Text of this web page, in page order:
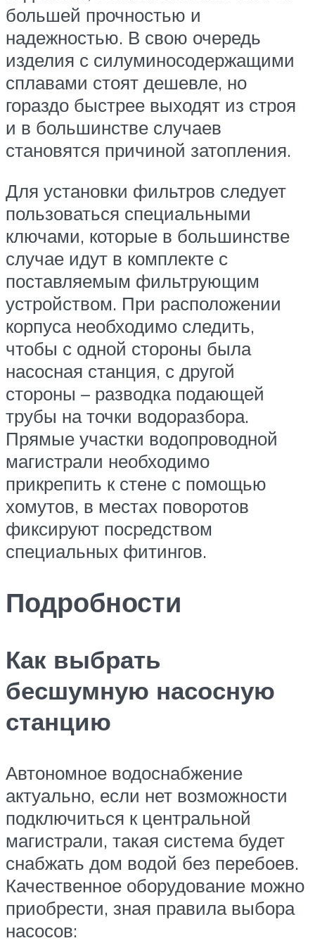
большей прочностью и
надежностью. В свою очередь
изделия с силуминосодержащими
сплавами стоят дешевле, но
гораздо быстрее выходят из строя
и в большинстве случаев
становятся причиной затопления.
Для установки фильтров следует
пользоваться специальными
ключами, которые в большинстве
случае идут в комплекте с
поставляемым фильтрующим
устройством. При расположении
корпуса необходимо следить,
чтобы с одной стороны была
насосная станция, с другой
стороны – разводка подающей
трубы на точки водоразбора.
Прямые участки водопроводной
магистрали необходимо
прикрепить к стене с помощью
хомутов, в местах поворотов
фиксируют посредством
специальных фитингов.
Подробности
Как выбрать
бесшумную насосную
станцию
Автономное водоснабжение
актуально, если нет возможности
подключиться к центральной
магистрали, такая система будет
снабжать дом водой без перебоев.
Качественное оборудование можно
приобрести, зная правила выбора
насосов: